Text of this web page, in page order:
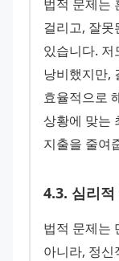
법적 문제는
걸리고, 잘못
있습니다.
낭비했지만,
효율적으로
상황에 맞는
지출을 줄여
4.3. 심리
법적 문제는
아니라, 정